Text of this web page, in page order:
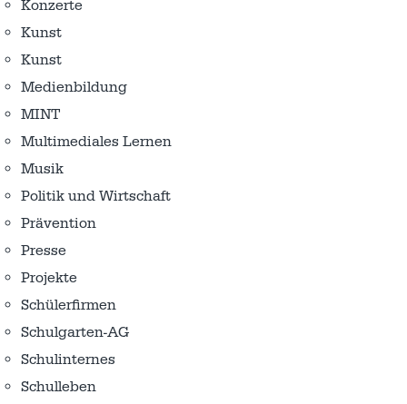
Konzerte
Kunst
Kunst
Medienbildung
MINT
Multimediales Lernen
Musik
Politik und Wirtschaft
Prävention
Presse
Projekte
Schülerfirmen
Schulgarten-AG
Schulinternes
Schulleben